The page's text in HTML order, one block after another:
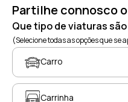
Partilhe connosco
Que tipo de viaturas
(Selecione todas as opções que se
Carro
Carrinha